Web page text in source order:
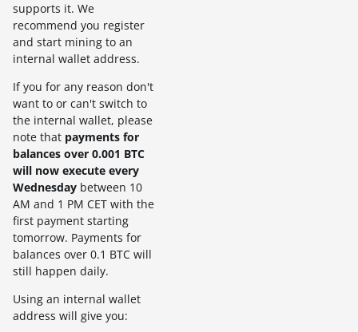
supports it. We
recommend you register
and start mining to an
internal wallet address.
If you for any reason don't
want to or can't switch to
the internal wallet, please
note that payments for
balances over 0.001 BTC
will now execute every
Wednesday between 10
AM and 1 PM CET with the
first payment starting
tomorrow. Payments for
balances over 0.1 BTC will
still happen daily.
Using an internal wallet
address will give you: